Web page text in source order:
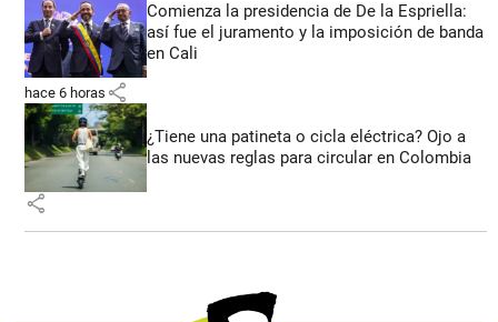
Comienza la presidencia de De la Espriella:
así fue el juramento y la imposición de banda
en Cali
hace 6 horas share
¿Tiene una patineta o cicla eléctrica? Ojo a
las nuevas reglas para circular en Colombia
share